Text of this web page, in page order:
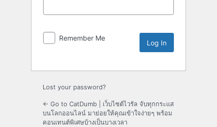
Remember Me
Lost your password?
← Go to CatDumb | เว็บไซต์ไวรัล จับทุกกระแส
บนโลกออนไลน์ มาย่อยให้คุณเข้าใจง่ายๆ พร้อม
คอนเทนต์พิเศษบ้างเป็นบางเวลา